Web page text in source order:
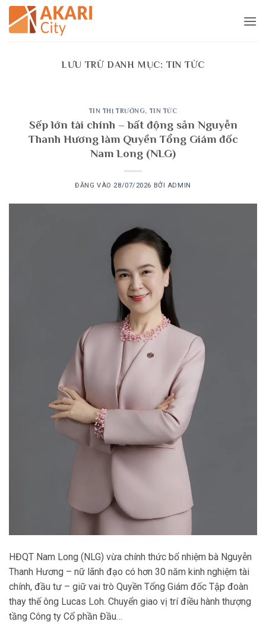
Bỏ
qua
nội
LƯU TRỮ DANH MỤC: TIN TỨC
TIN THỊ TRƯỜNG, TIN TỨC
Sếp lớn tài chính – bất động sản Nguyễn
Thanh Hương làm Quyền Tổng Giám đốc
Nam Long (NLG)
ĐĂNG VÀO 28/07/2026 BỞI ADMIN
HĐQT Nam Long (NLG) vừa chính thức bổ nhiệm bà Nguyễn
Thanh Hương – nữ lãnh đạo có hơn 30 năm kinh nghiệm tài
chính, đầu tư – giữ vai trò Quyền Tổng Giám đốc Tập đoàn
thay thế ông Lucas Loh. Chuyển giao vị trí điều hành thượng
tầng Công ty Cổ phần Đầu…